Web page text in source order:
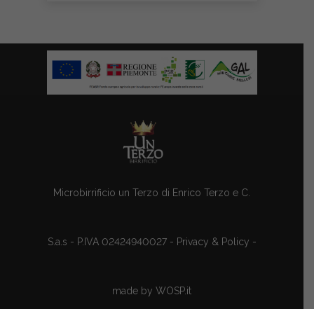
Microbirrificio un Terzo di Enrico Terzo e C.
S.a.s - P.IVA 02424940027 - Privacy & Policy -
made by WOSP.it